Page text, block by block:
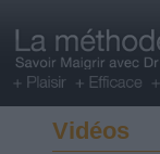
Vidéos